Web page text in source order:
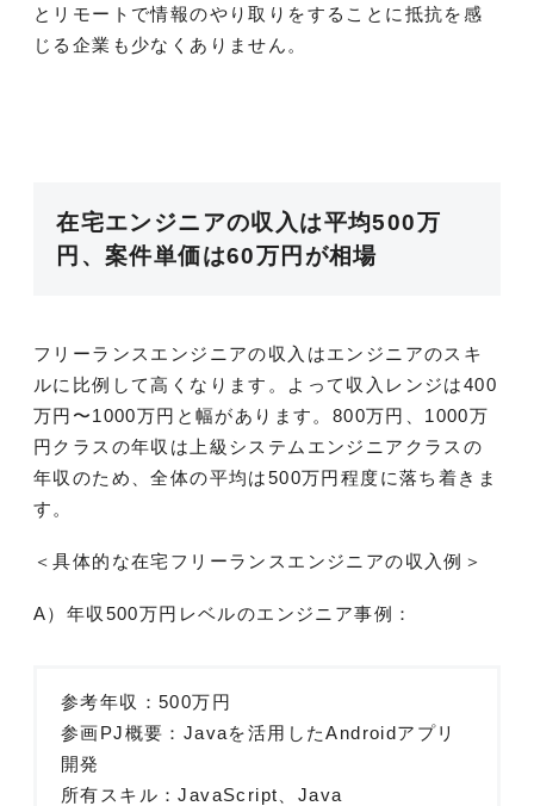
とリモートで情報のやり取りをすることに抵抗を感
じる企業も少なくありません。
在宅エンジニアの収入は平均500万
円、案件単価は60万円が相場
フリーランスエンジニアの収入はエンジニアのスキ
ルに比例して高くなります。よって収入レンジは400
万円〜1000万円と幅があります。800万円、1000万
円クラスの年収は上級システムエンジニアクラスの
年収のため、全体の平均は500万円程度に落ち着きま
す。
＜具体的な在宅フリーランスエンジニアの収入例＞
A）年収500万円レベルのエンジニア事例：
参考年収：500万円
参画PJ概要：Javaを活用したAndroidアプリ
開発
所有スキル：JavaScript、Java